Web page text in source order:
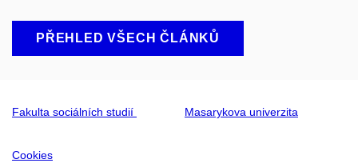
PŘEHLED VŠECH ČLÁNKŮ
Fakulta sociálních studií Masarykova univerzita
Cookies